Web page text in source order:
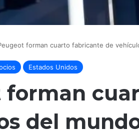
forman cuarto fabricante de
Estados Unidos
forman
del